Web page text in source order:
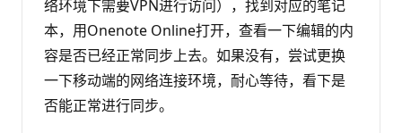
络环境下需要VPN进行访问），找到对应的笔记
本，用Onenote Online打开，查看一下编辑的内
容是否已经正常同步上去。如果没有，尝试更换
一下移动端的网络连接环境，耐心等待，看下是
否能正常进行同步。